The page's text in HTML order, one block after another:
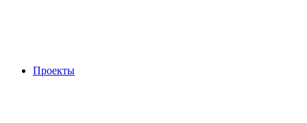
Проекты